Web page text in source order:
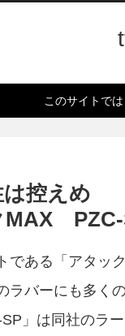
このサイトで
控えめ
PZC-
ある「アタッ
ラバーにも多く
」は同社のラ